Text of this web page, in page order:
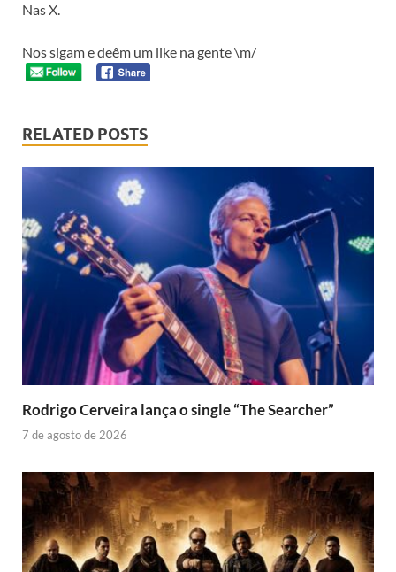
Nas X.
Nos sigam e deêm um like na gente \m/
RELATED POSTS
Rodrigo Cerveira lança o single “The Searcher”
7 de agosto de 2026